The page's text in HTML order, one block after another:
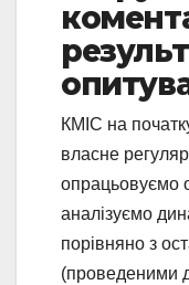
КМІС на
власне
опрацьовуємо
аналізуємо
порівняно з
(проведеними